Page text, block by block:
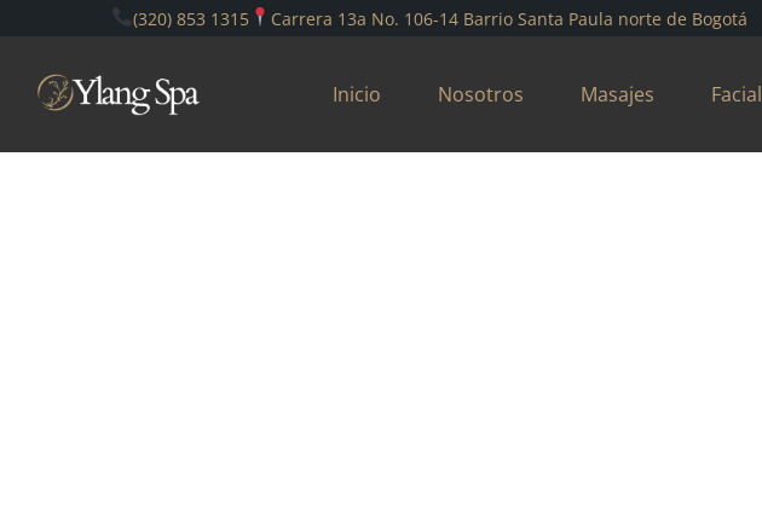
(320) 853 1315 Carrera 13a No. 106-14 Barrio Santa Paula norte de Bogotá
Inicio Nosotros Masajes Facial